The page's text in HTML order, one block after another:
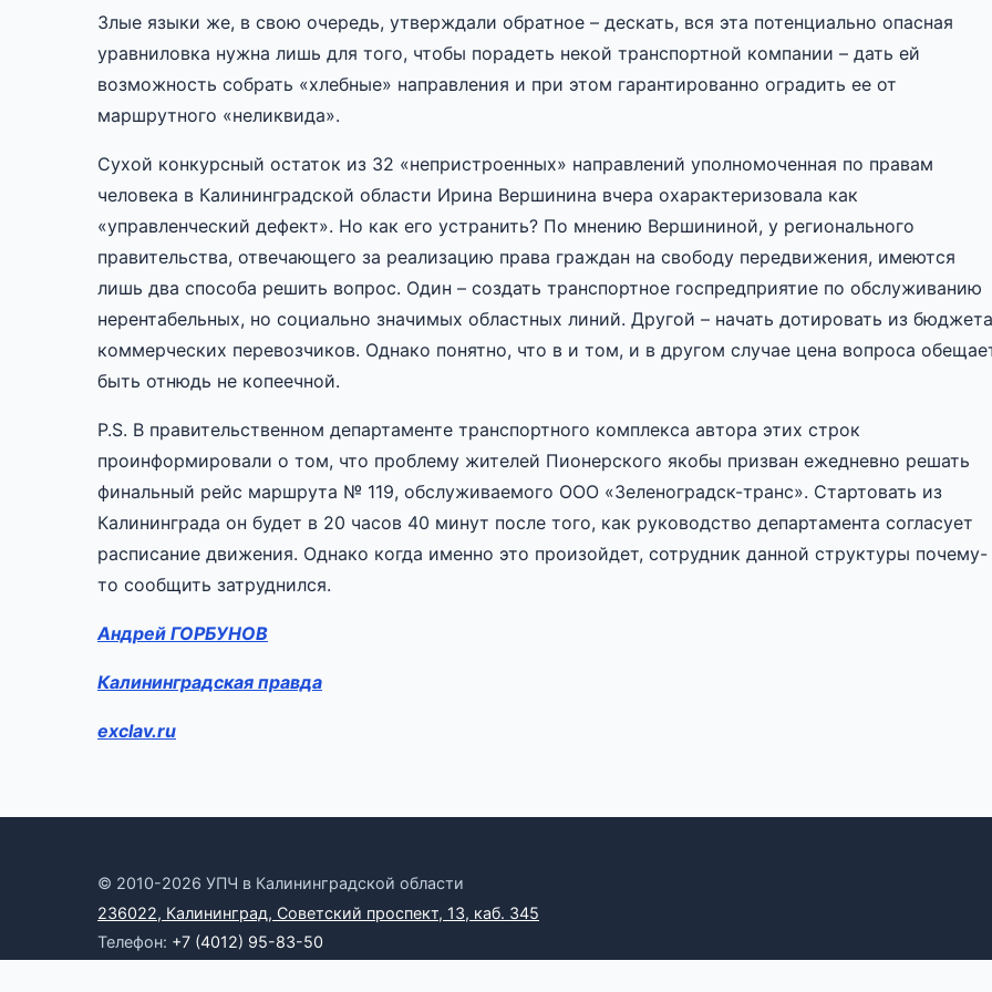
Злые языки же, в свою очередь, утверждали обратное – дескать, вся эта потенциально опасная
уравниловка нужна лишь для того, чтобы порадеть некой транспортной компании – дать ей
возможность собрать «хлебные» направления и при этом гарантированно оградить ее от
маршрутного «неликвида».
Сухой конкурсный остаток из 32 «непристроенных» направлений уполномоченная по правам
человека в Калининградской области Ирина Вершинина вчера охарактеризовала как
«управленческий дефект». Но как его устранить? По мнению Вершининой, у регионального
правительства, отвечающего за реализацию права граждан на свободу передвижения, имеются
лишь два способа решить вопрос. Один – создать транспортное госпредприятие по обслуживанию
нерентабельных, но социально значимых областных линий. Другой – начать дотировать из бюджета
коммерческих перевозчиков. Однако понятно, что в и том, и в другом случае цена вопроса
быть отнюдь не копеечной.
P.S. В правительственном департаменте транспортного комплекса автора этих строк
проинформировали о том, что проблему жителей Пионерского якобы призван ежедневно решать
финальный рейс маршрута № 119, обслуживаемого ООО «Зеленоградск-транс». Стартовать из
Калининграда он будет в 20 часов 40 минут после того, как руководство департамента согласует
расписание движения. Однако когда именно это произойдет, сотрудник данной структуры почему-
то сообщить затруднился.
Андрей ГОРБУНОВ
Калининградская правда
exclav.ru
© 2010-2026 УПЧ в Калининградской области
236022, Калининград, Советский проспект, 13, каб. 345
Телефон: +7 (4012) 95-83-50